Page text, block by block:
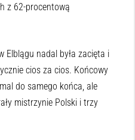
z 62-procentową
Elblągu nadal była zacięta i
cios za cios. Końcowy
do samego końca, ale
mistrzynie Polski i trzy